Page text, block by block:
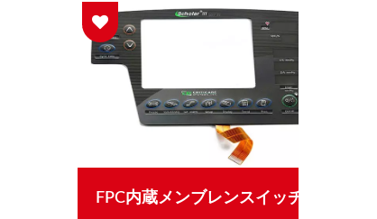
FPC内蔵メンブレンスイッチ